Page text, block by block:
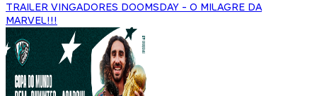
TRAILER VINGADORES DOOMSDAY - O MILAGRE DA
MARVEL!!!